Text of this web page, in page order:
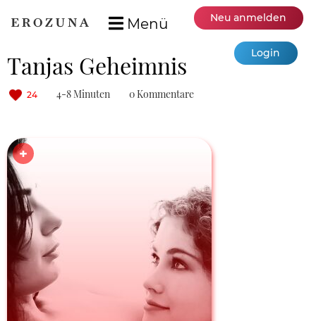
Menü Neu anmelden
Login
Tanjas Geheimnis
24 4-8 Minuten 0 Kommentare